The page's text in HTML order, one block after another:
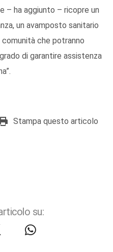
– ha aggiunto – ricopre un
un avamposto sanitario
che potranno
di garantire assistenza
Stampa questo articolo
su: